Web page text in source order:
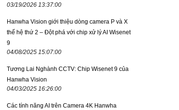
03/19/2026 13:37:00
Hanwha Vision giới thiệu dòng camera P và X
thế hệ thứ 2 – Đột phá với chip xử lý AI Wisenet
9
04/08/2025 15:07:00
Tương Lai Nghành CCTV: Chip Wisenet 9 của
Hanwha Vision
04/03/2025 16:26:00
Các tính năng AI trên Camera 4K Hanwha